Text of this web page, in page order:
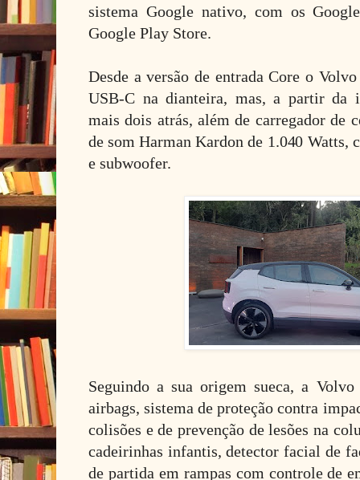
sistema Google nativo, com os
Google Play Store.
Desde a versão de entrada Core o
USB-C na dianteira, mas, a partir da
mais dois atrás, além de carregador de
de som Harman Kardon de 1.040 Watts,
e subwoofer.
Seguindo a sua origem sueca, a
airbags, sistema de proteção contra
colisões e de prevenção de lesões na
cadeirinhas infantis, detector facial de
de partida em rampas com controle de